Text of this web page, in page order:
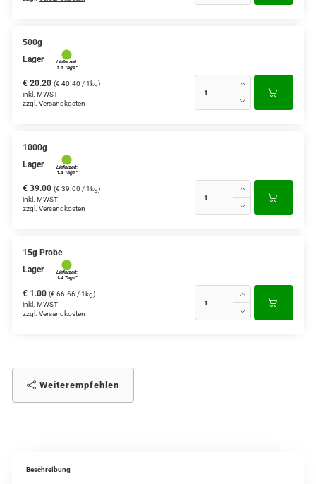
500g
Lager
€ 20.20 (€ 40.40 / 1kg)
inkl. MWST
zzgl. Versandkosten
1000g
Lager
€ 39.00 (€ 39.00 / 1kg)
inkl. MWST
zzgl. Versandkosten
15g Probe
Lager
€ 1.00 (€ 66.66 / 1kg)
inkl. MWST
zzgl. Versandkosten
Weiterempfehlen
Beschreibung